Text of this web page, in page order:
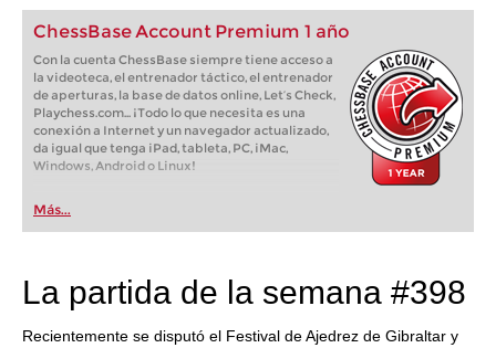
ChessBase Account Premium 1 año
Con la cuenta ChessBase siempre tiene acceso a
la videoteca, el entrenador táctico, el entrenador
de aperturas, la base de datos online, Let’s Check,
Playchess.com... ¡Todo lo que necesita es una
conexión a Internet y un navegador actualizado,
da igual que tenga iPad, tableta, PC, iMac,
Windows, Android o Linux!
Más...
La partida de la semana #398
Recientemente se disputó el Festival de Ajedrez de Gibraltar y